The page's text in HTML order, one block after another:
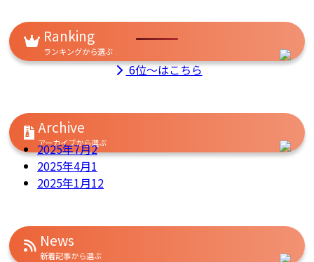
Ranking
ランキングから選ぶ
6位～はこちら
Archive
アーカイブから選ぶ
2025年7月2
2025年4月1
2025年1月12
News
新着記事から選ぶ